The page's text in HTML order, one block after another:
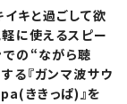
キと過ごして欲
に使えるスピー
での“ながら聴
る『ガンマ波サウ
ききっぱ)』を